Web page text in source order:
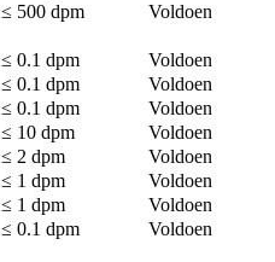
≤ 500 dpm
Voldoen
≤ 0.1 dpm
Voldoen
≤ 0.1 dpm
Voldoen
≤ 0.1 dpm
Voldoen
≤ 10 dpm
Voldoen
≤ 2 dpm
Voldoen
≤ 1 dpm
Voldoen
≤ 1 dpm
Voldoen
≤ 0.1 dpm
Voldoen